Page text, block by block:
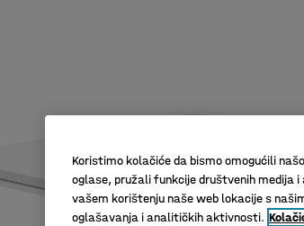
Koristimo kolačiće da bismo omogućili
oglase, pružali funkcije društvenih medija
vašem korištenju naše web lokacije s
oglašavanja i analitičkih aktivnosti.